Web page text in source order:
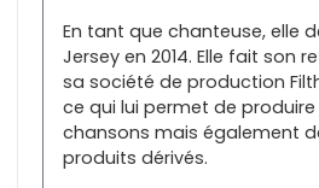
En tant que chanteuse, elle
Jersey en 2014. Elle fait son
sa société de production
ce qui lui permet de
chansons mais également
produits dérivés.